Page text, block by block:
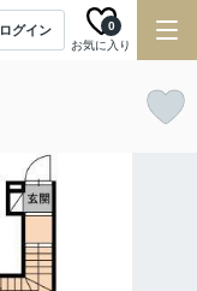
ログイン
お気に入り
0